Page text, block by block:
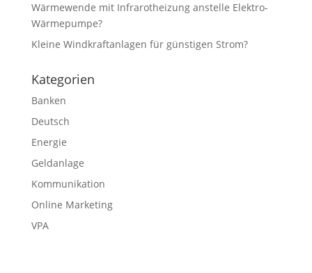
Wärmewende mit Infrarotheizung anstelle Elektro-
Wärmepumpe?
Kleine Windkraftanlagen für günstigen Strom?
Kategorien
Banken
Deutsch
Energie
Geldanlage
Kommunikation
Online Marketing
VPA